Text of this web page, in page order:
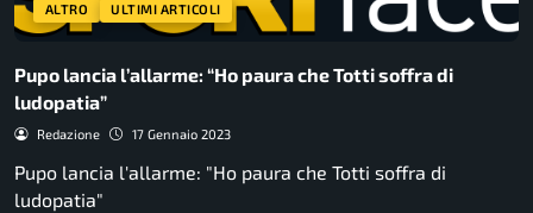
ALTRO ULTIMI ARTICOLI
Pupo lancia l’allarme: “Ho paura che Totti soffra di
ludopatia”
Redazione 17 Gennaio 2023
Pupo lancia l'allarme: "Ho paura che Totti soffra di
ludopatia"